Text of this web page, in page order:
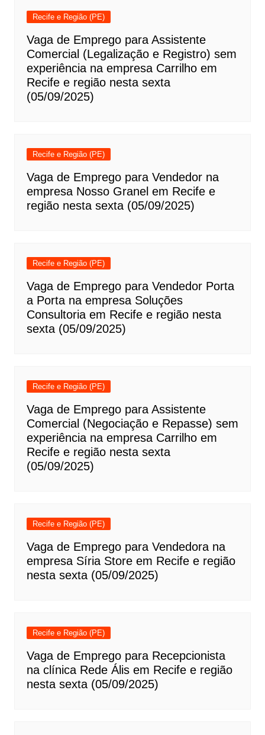
Recife e Região (PE)
Vaga de Emprego para Assistente
Comercial (Legalização e Registro) sem
experiência na empresa Carrilho em
Recife e região nesta sexta
(05/09/2025)
Recife e Região (PE)
Vaga de Emprego para Vendedor na
empresa Nosso Granel em Recife e
região nesta sexta (05/09/2025)
Recife e Região (PE)
Vaga de Emprego para Vendedor Porta
a Porta na empresa Soluções
Consultoria em Recife e região nesta
sexta (05/09/2025)
Recife e Região (PE)
Vaga de Emprego para Assistente
Comercial (Negociação e Repasse) sem
experiência na empresa Carrilho em
Recife e região nesta sexta
(05/09/2025)
Recife e Região (PE)
Vaga de Emprego para Vendedora na
empresa Síria Store em Recife e região
nesta sexta (05/09/2025)
Recife e Região (PE)
Vaga de Emprego para Recepcionista
na clínica Rede Ális em Recife e região
nesta sexta (05/09/2025)